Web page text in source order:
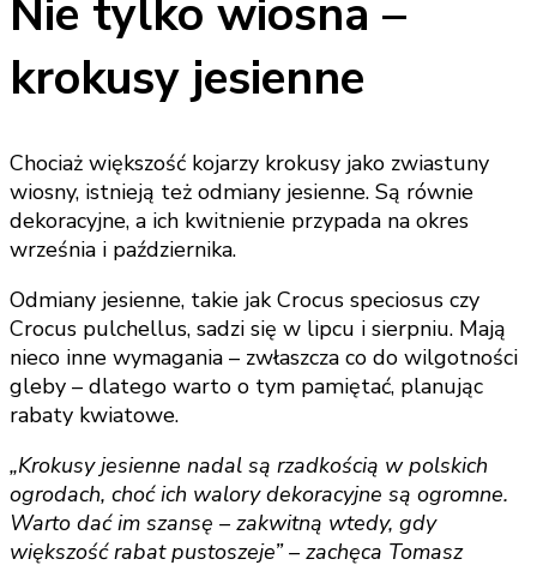
Nie tylko wiosna –
krokusy jesienne
Chociaż większość kojarzy krokusy jako zwiastuny
wiosny, istnieją też odmiany jesienne. Są równie
dekoracyjne, a ich kwitnienie przypada na okres
września i października.
Odmiany jesienne, takie jak Crocus speciosus czy
Crocus pulchellus, sadzi się w lipcu i sierpniu. Mają
nieco inne wymagania – zwłaszcza co do wilgotności
gleby – dlatego warto o tym pamiętać, planując
rabaty kwiatowe.
„Krokusy jesienne nadal są rzadkością w polskich
ogrodach, choć ich walory dekoracyjne są ogromne.
Warto dać im szansę – zakwitną wtedy, gdy
większość rabat pustoszeje” – zachęca Tomasz